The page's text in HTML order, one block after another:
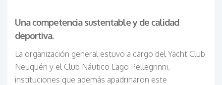
Una competencia sustentable y de calidad
deportiva.
La organización general estuvo a cargo del Yacht Club
Neuquén y el Club Náutico Lago Pellegrinni,
instituciones que además apadrinaron este